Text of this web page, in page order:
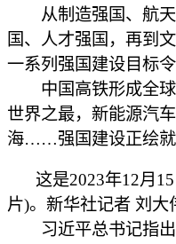
从制造强国、航天
国、人才强国，再到
一系列强国建设目标
中国高铁形成全球
世界之最，新能源汽
海……强国建设正绘就
这是2023年12月
片)。新华社记者 刘大
习近平总书记指出